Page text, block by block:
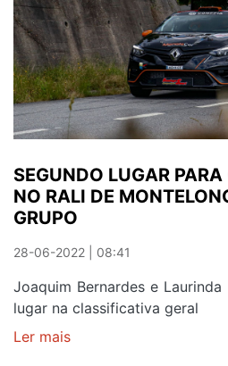
EM
DESTAQUE
NO
4º
TORNEIO
REGIONAL
DE
SEGUNDO LUGAR
NO RALI DE
GRUPO
28-06-2022 | 08:41
Joaquim Bernardes e Laurinda
lugar na classificativa geral
Ler mais